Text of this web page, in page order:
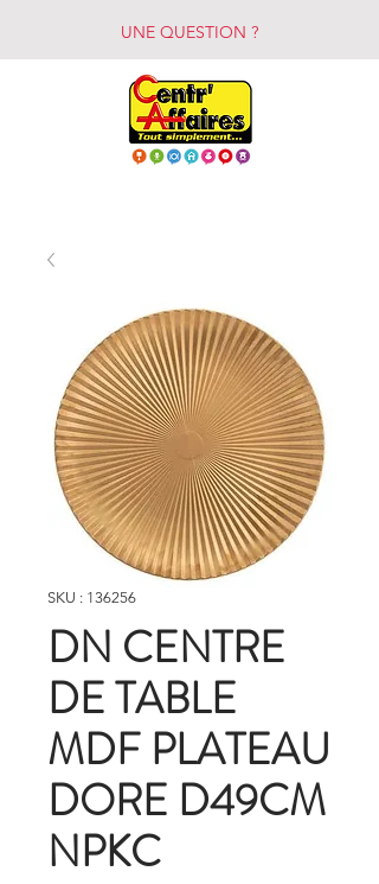
UNE QUESTION ?
SKU : 136256
DN CENTRE
DE TABLE
MDF PLATEAU
DORE D49CM
NPKC